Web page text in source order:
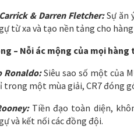
& Darren Fletcher:Sự ăn
từ xa và tạo nền tảng cho
– Nỗi ác mộng của mọi hàng
Ronaldo:Siêu sao số một của
trong một mùa giải, CR7 đóng
Tiền đạo toàn diện,
và kết nối các đồng đội.